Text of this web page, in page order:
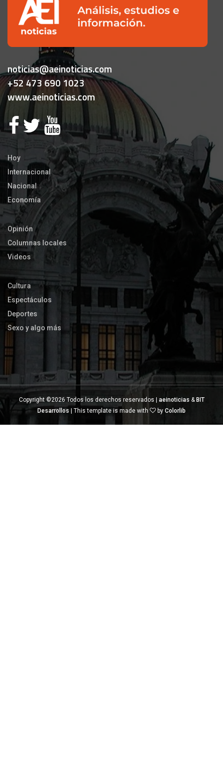
noticias@aeinoticias.com
+52 473 690 1023
www.aeinoticias.com
Hoy
Internacional
Nacional
Economía
Opinión
Columnas locales
Videos
Cultura
Espectáculos
Deportes
Sexo y algo más
Copyright ©2026 Todos los derechos reservados | aeinoticias & BIT
Desarrollos | This template is made with by Colorlib